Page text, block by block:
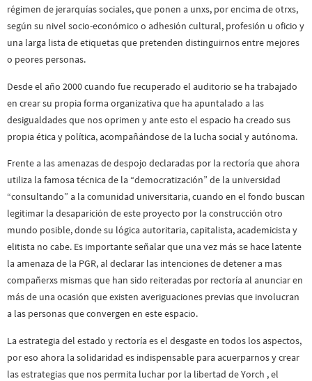
régimen de jerarquías sociales, que ponen a unxs, por encima de otrxs,
según su nivel socio-económico o adhesión cultural, profesión u oficio y
una larga lista de etiquetas que pretenden distinguirnos entre mejores
o peores personas.
Desde el año 2000 cuando fue recuperado el auditorio se ha trabajado
en crear su propia forma organizativa que ha apuntalado a las
desigualdades que nos oprimen y ante esto el espacio ha creado sus
propia ética y política, acompañándose de la lucha social y autónoma.
Frente a las amenazas de despojo declaradas por la rectoría que ahora
utiliza la famosa técnica de la “democratización” de la universidad
“consultando” a la comunidad universitaria, cuando en el fondo buscan
legitimar la desaparición de este proyecto por la construcción otro
mundo posible, donde su lógica autoritaria, capitalista, academicista y
elitista no cabe. Es importante señalar que una vez más se hace latente
la amenaza de la PGR, al declarar las intenciones de detener a mas
compañerxs mismas que han sido reiteradas por rectoría al anunciar en
más de una ocasión que existen averiguaciones previas que involucran
a las personas que convergen en este espacio.
La estrategia del estado y rectoría es el desgaste en todos los aspectos,
por eso ahora la solidaridad es indispensable para acuerparnos y crear
las estrategias que nos permita luchar por la libertad de Yorch , el